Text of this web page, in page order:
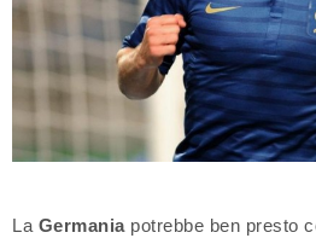
La Germaniapotrebbe ben presto